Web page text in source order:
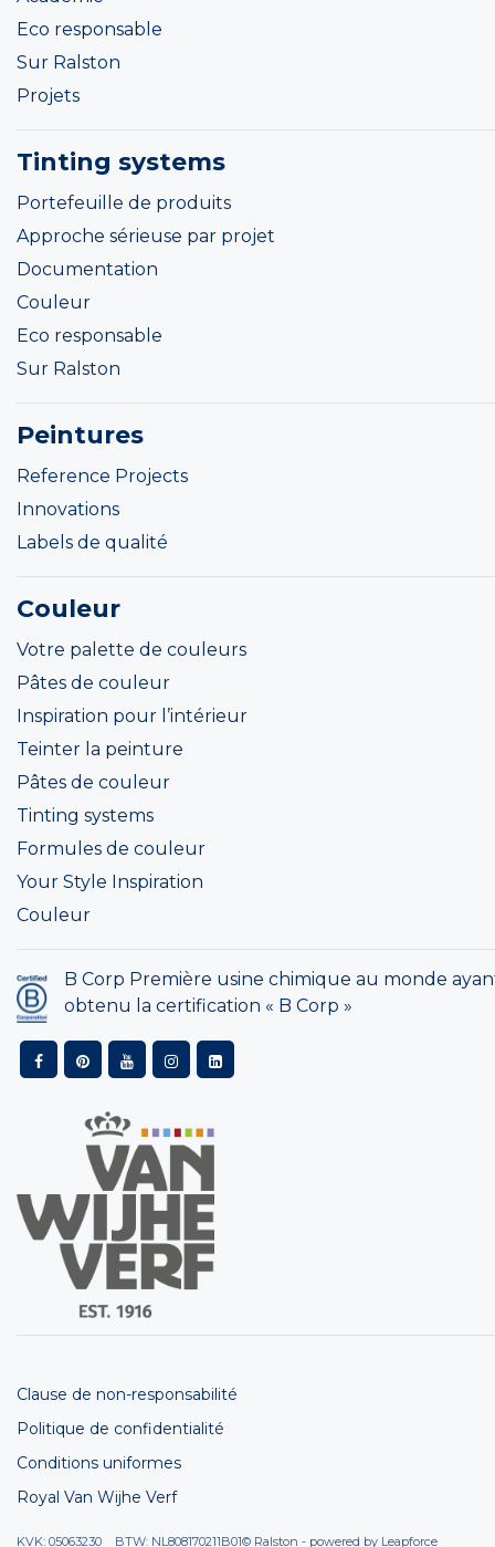
Eco responsable
Sur Ralston
Projets
Tinting systems
Portefeuille de produits
Approche sérieuse par projet
Documentation
Couleur
Eco responsable
Sur Ralston
Peintures
Reference Projects
Innovations
Labels de qualité
Couleur
Votre palette de couleurs
Pâtes de couleur
Inspiration pour l’intérieur
Teinter la peinture
Pâtes de couleur
Tinting systems
Formules de couleur
Your Style Inspiration
Couleur
B Corp Première usine chimique au monde
obtenu la certification « B Corp »
Clause de non-responsabilité
Politique de confidentialité
Conditions uniformes
Royal Van Wijhe Verf
KVK: 05063230 BTW: NL808170211B01© Ralston - powered by Leapforce